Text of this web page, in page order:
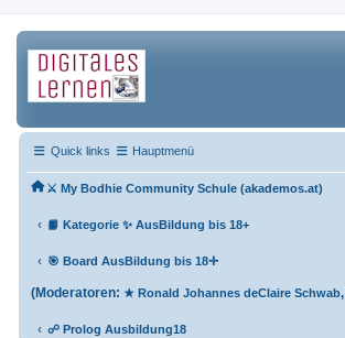
Quick links Hauptmenü
⚔ My Bodhie Community Schule (akademos.at)
‹ 📙 Kategorie ✨ AusBildung bis 18+
‹ 🎯 Board AusBildung bis 18✛
(Moderatoren: ★ Ronald Johannes deClaire Schwab,
‹ ☍ Prolog Ausbildung18